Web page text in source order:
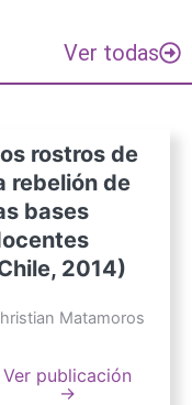
Ver todas
rostros de
rebelión de
bases
2014)
Matamoros
Ver publicación
→